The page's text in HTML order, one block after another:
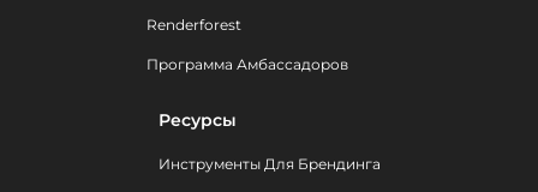
Renderforest
Программа Амбассадоров
Ресурсы
Инструменты Для Брендинга